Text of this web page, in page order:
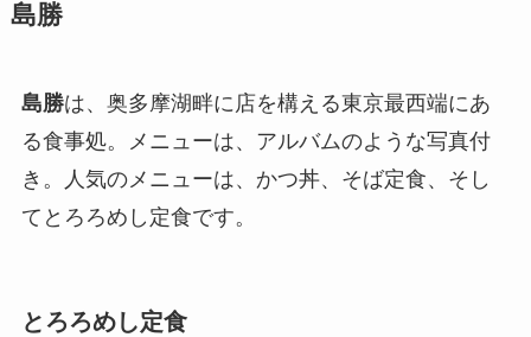
島勝
島勝は、奥多摩湖畔に店を構える東京最西端にあ
る食事処。メニューは、アルバムのような写真付
き。人気のメニューは、かつ丼、そば定食、そし
てとろろめし定食です。
とろろめし定食